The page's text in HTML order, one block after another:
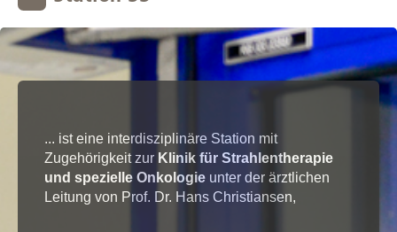
... ist eine interdisziplinäre Station mit
Zugehörigkeit zur Klinik für Strahlentherapie
und spezielle Onkologie unter der ärztlichen
Leitung von Prof. Dr. Hans Christiansen,